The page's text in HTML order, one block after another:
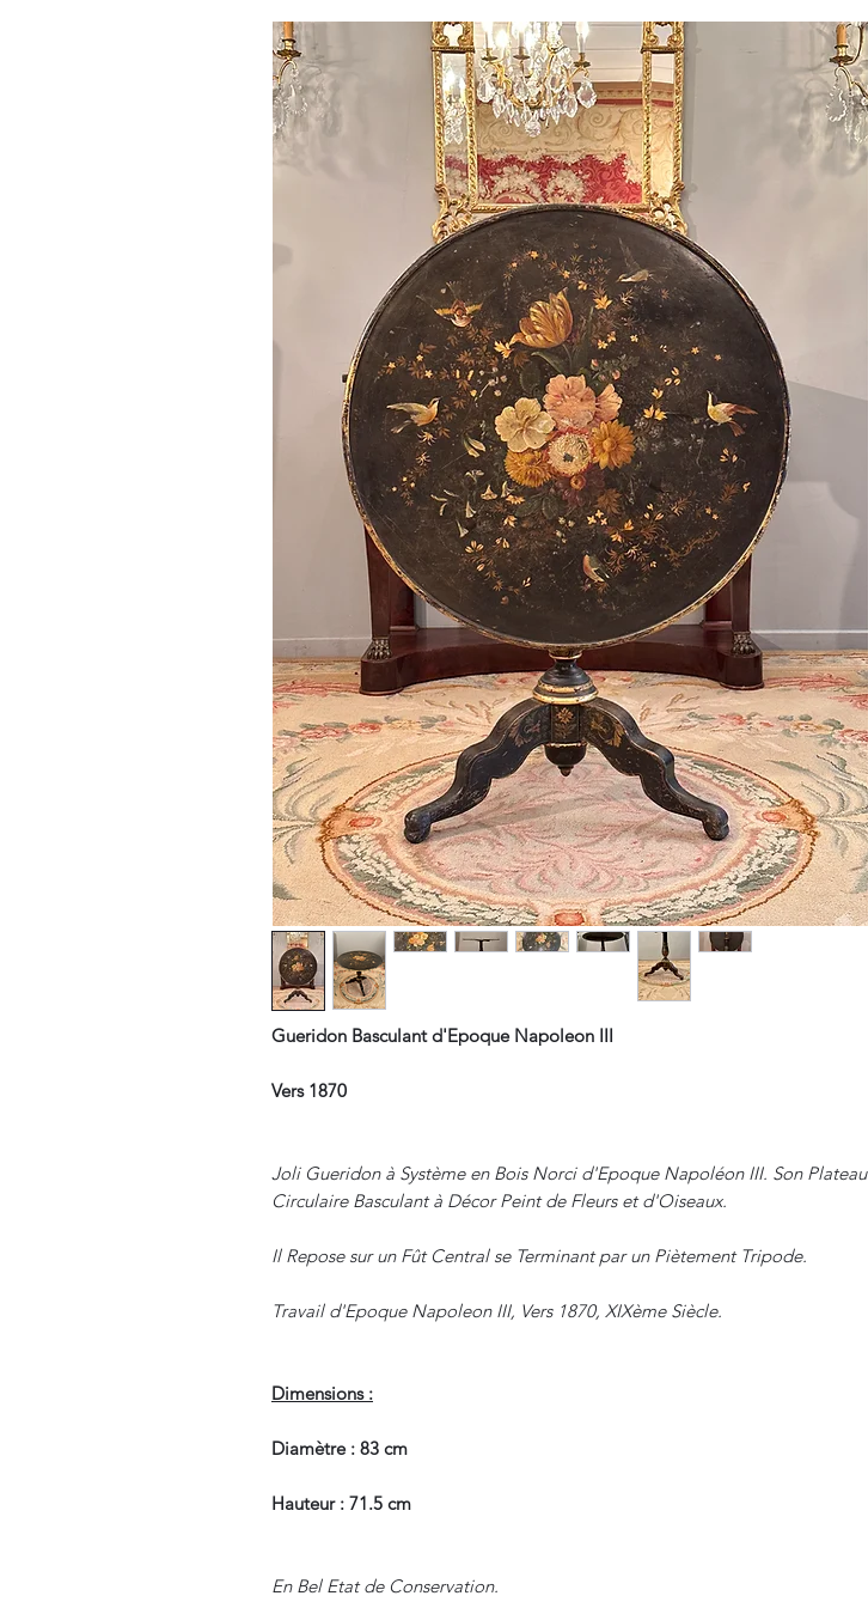
Gueridon Basculant d'Epoque Napoleon III
Vers 1870
Joli Gueridon à Système en Bois Norci d'Epoque Napoléon III. Son Plateau
Circulaire Basculant à Décor Peint de Fleurs et d'Oiseaux.
Il Repose sur un Fût Central se Terminant par un Piètement Tripode.
Travail d'Epoque Napoleon III, Vers 1870, XIXème Siècle.
Dimensions :
Diamètre : 83 cm
Hauteur : 71.5 cm
En Bel Etat de Conservation.